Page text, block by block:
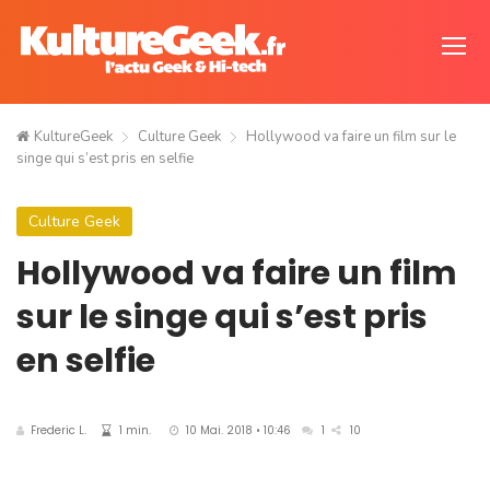
KultureGeek Culture Geek
Hollywood va faire un film sur le
singe qui s’est pris en selfie
Culture Geek
Hollywood va faire un film
sur le singe qui s’est pris
en selfie
Frederic L. 1 min. 10 Mai. 2018 • 10:46 1 10